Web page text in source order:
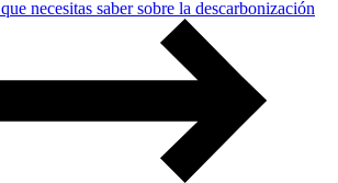
necesitas saber sobre la descarbonización